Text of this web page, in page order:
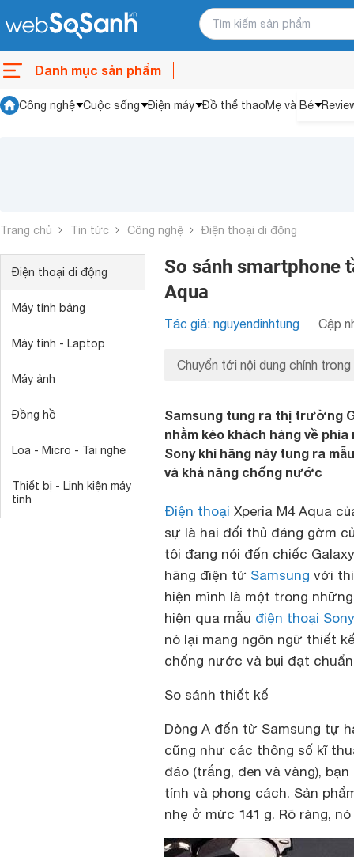
Danh mục sản phẩm
Công nghệ Cuộc sống Điện máy Đồ thể thaoMẹ và Bé
Trang chủ Tin tức Công nghệ Điện thoại di động
Điện thoại di động
Máy tính bảng
Máy tính - Laptop
Máy ảnh
Đồng hồ
Loa - Micro - Tai nghe
Thiết bị - Linh kiện máy
tính
So sánh smartphone
Aqua
Tác giả: nguyendinhtung Cập
Chuyển tới nội dung chính trong
Samsung tung ra thị trường
nhằm kéo khách hàng về
Sony khi hãng này tung ra
và khả năng chống nước
Điện thoại Xperia M4 Aqua
sự là hai đối thủ đáng gờm
tôi đang nói đến chiếc
hãng điện tử Samsung với
hiện mình là một trong
hiện qua mẫu điện thoại Sony
nó lại mang ngôn ngữ thiết
chống nước và bụi đạt chuẩn
So sánh thiết kế
Dòng A đến từ Samsung tự
cũng như các thông số kĩ
đáo (trắng, đen và vàng),
tính và phong cách. Sản
nhẹ ở mức 141 g. Rõ ràng,